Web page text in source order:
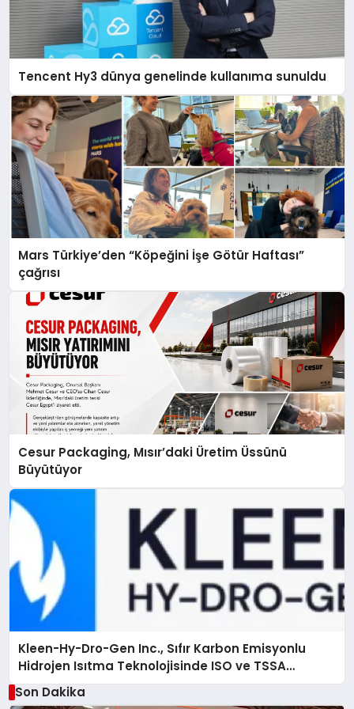
Tencent Hy3 dünya genelinde kullanıma sunuldu
Mars Türkiye’den “Köpeğini İşe Götür Haftası”
çağrısı
Cesur Packaging, Mısır’daki Üretim Üssünü
Büyütüyor
Kleen-Hy-Dro-Gen Inc., Sıfır Karbon Emisyonlu
Hidrojen Isıtma Teknolojisinde ISO ve TSSA
Düzenleyici Onaylarını Aldı
Son Dakika